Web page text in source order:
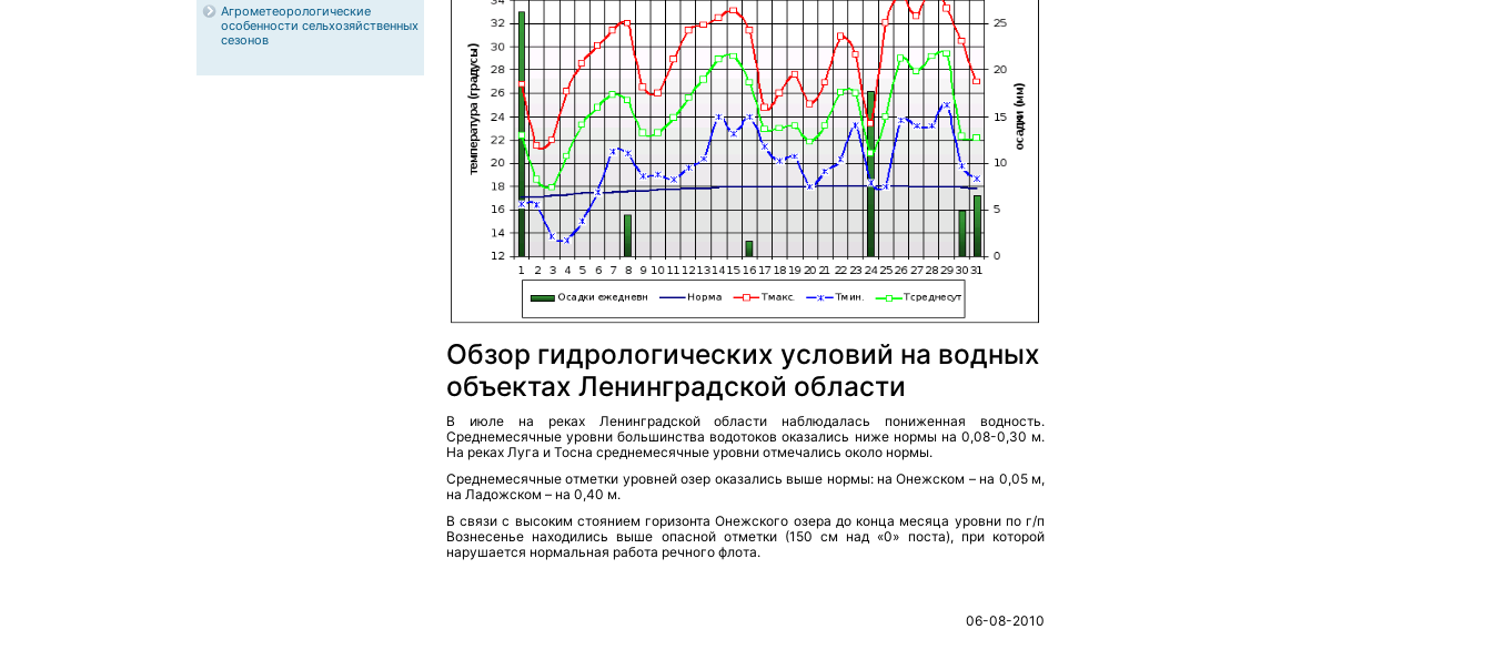
Агрометеорологические
особенности сельхозяйственных
сезонов
Обзор гидрологических условий на водных
объектах Ленинградской области
В июле на реках Ленинградской области наблюдалась пониженная водность.
Среднемесячные уровни большинства водотоков оказались ниже нормы на 0,08-0,30 м.
На реках Луга и Тосна среднемесячные уровни отмечались около нормы.
Среднемесячные отметки уровней озер оказались выше нормы: на Онежском – на 0,05 м,
на Ладожском – на 0,40 м.
В связи с высоким стоянием горизонта Онежского озера до конца месяца уровни по г/п
Вознесенье находились выше опасной отметки (150 см над «0» поста), при которой
нарушается нормальная работа речного флота.
06-08-2010